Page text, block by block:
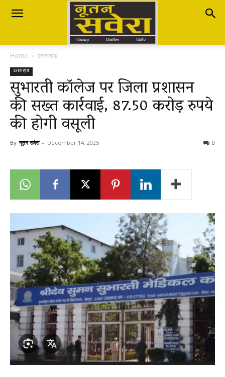
Nutan
Savera
नूतन
सवेरा
News
LIVE
Home उत्तराखंड
उत्तराखंड
सुभारती कॉलेज पर जिला प्रशासन
की सख्त कार्रवाई, 87.50 करोड़ रुपये
की होगी वसूली
By नूतन सवेरा - December 14, 2025 0